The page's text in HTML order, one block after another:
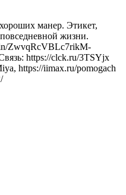
манер. Этикет,
жизни.
ZwvqRcVBLc7rikM-
https://clck.ru/3TSYjx
https://iimax.ru/pomogach